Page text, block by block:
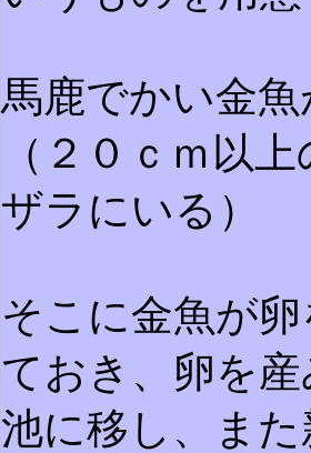
馬鹿でかい金
（２０ｃｍ以
ザラにいる）
そこに金魚が
ておき、卵を
池に移し、ま